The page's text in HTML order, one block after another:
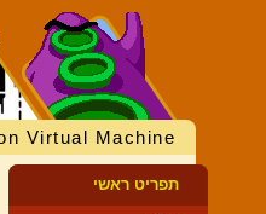
Virtual Machine
תפריט ראשי